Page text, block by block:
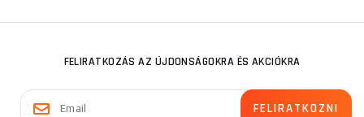
FELIRATKOZÁS AZ ÚJDONSÁGOKRA ÉS AKCIÓKRA